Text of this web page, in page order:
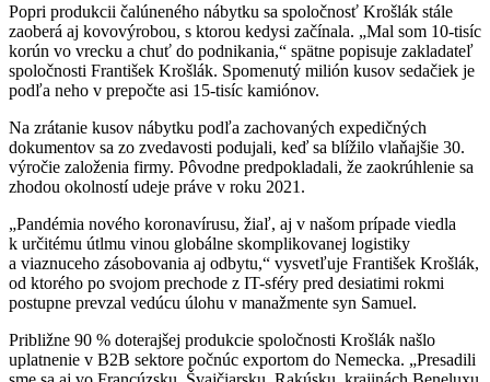
Popri produkcii čalúneného nábytku sa spoločnosť Krošlák stále
zaoberá aj kovovýrobou, s ktorou kedysi začínala. „Mal som 10-tisíc
korún vo vrecku a chuť do podnikania,“ spätne popisuje zakladateľ
spoločnosti František Krošlák. Spomenutý milión kusov sedačiek je
podľa neho v prepočte asi 15-tisíc kamiónov.
Na zrátanie kusov nábytku podľa zachovaných expedičných
dokumentov sa zo zvedavosti podujali, keď sa blížilo vlaňajšie 30.
výročie založenia firmy. Pôvodne predpokladali, že zaokrúhlenie sa
zhodou okolností udeje práve v roku 2021.
„Pandémia nového koronavírusu, žiaľ, aj v našom prípade viedla
k určitému útlmu vinou globálne skomplikovanej logistiky
a viaznuceho zásobovania aj odbytu,“ vysvetľuje František Krošlák,
od ktorého po svojom prechode z IT-sféry pred desiatimi rokmi
postupne prevzal vedúcu úlohu v manažmente syn Samuel.
Približne 90 % doterajšej produkcie spoločnosti Krošlák našlo
uplatnenie v B2B sektore počnúc exportom do Nemecka. „Presadili